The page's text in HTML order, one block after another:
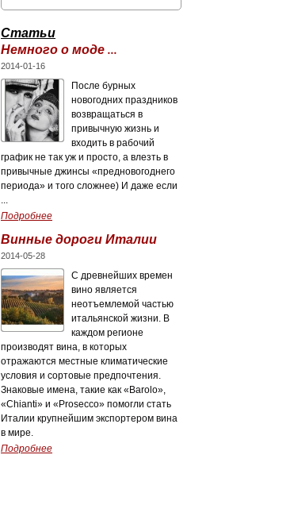
Статьи
Немного о моде ...
2014-01-16
После бурных
новогодних праздников
возвращаться в
привычную жизнь и
входить в рабочий
график не так уж и просто, а влезть в
привычные джинсы «предновогоднего
периода» и того сложнее) И даже если
...
Подробнее
Винные дороги Италии
2014-05-28
C древнейших времен
вино является
неотъемлемой частью
итальянской жизни. В
каждом регионе
производят вина, в которых
отражаются местные климатические
условия и сортовые предпочтения.
Знаковые имена, такие как «Barolo»,
«Chianti» и «Prosecco» помогли стать
Италии крупнейшим экспортером вина
в мире.
Подробнее